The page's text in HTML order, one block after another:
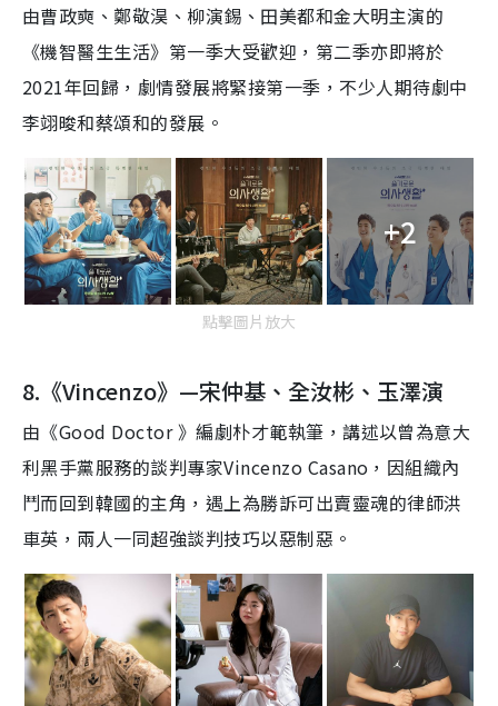
由曹政奭、鄭敬淏、柳演錫、田美都和金大明主演的
《機智醫生生活》第一季大受歡迎，第二季亦即將於
2021年回歸，劇情發展將緊接第一季，不少人期待劇中
李翊晙和蔡頌和的發展。
+2
點擊圖片放大
8.《Vincenzo》—宋仲基、全汝彬、玉澤演
由《Good Doctor 》編劇朴才範執筆，講述以曾為意大
利黑手黨服務的談判專家Vincenzo Casano，因組織內
鬥而回到韓國的主角，遇上為勝訴可出賣靈魂的律師洪
車英，兩人一同超強談判技巧以惡制惡。